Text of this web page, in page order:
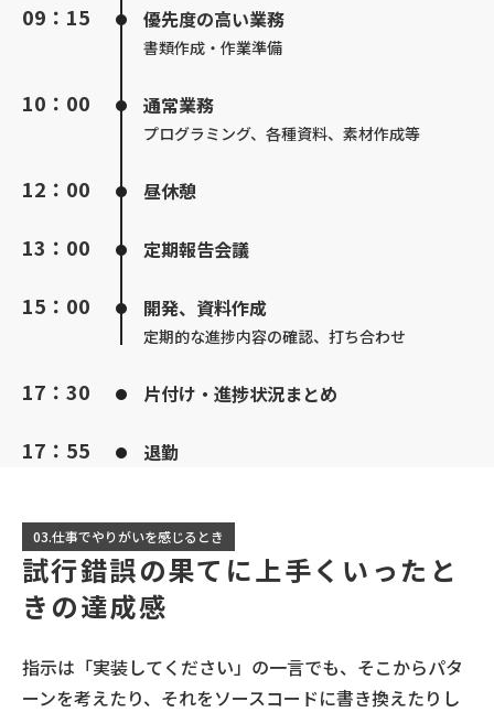
09：15 優先度の高い業務
書類作成・作業準備
10：00 通常業務
プログラミング、各種資料、素材作成等
12：00 昼休憩
13：00 定期報告会議
15：00 開発、資料作成
定期的な進捗内容の確認、打ち合わせ
17：30 片付け・進捗状況まとめ
17：55 退勤
03.仕事でやりがいを感じるとき
試行錯誤の果てに上手くいったと
きの達成感
指示は「実装してください」の一言でも、そこからパタ
ーンを考えたり、それをソースコードに書き換えたりし